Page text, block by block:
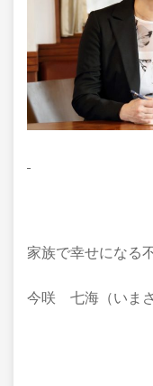
家族で幸せになる
今咲 七海（いま